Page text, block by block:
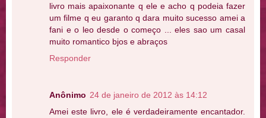
livro mais apaixonante q ele e acho q podeia fazer
um filme q eu garanto q dara muito sucesso amei a
fani e o leo desde o começo ... eles sao um casal
muito romantico bjos e abraços
Responder
Anônimo 24 de janeiro de 2012 às 14:12
Amei este livro, ele é verdadeiramente encantador.